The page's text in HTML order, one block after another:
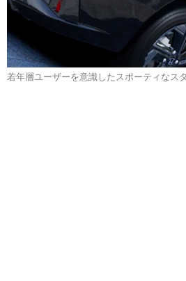
若年層ユーザーを意識したスポーティなス